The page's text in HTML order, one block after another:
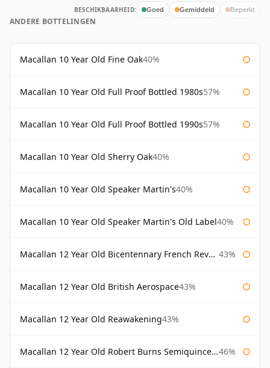
BESCHIKBAARHEID: Goed Gemiddeld Beperkt
ANDERE BOTTELINGEN
Macallan 10 Year Old Fine Oak40%
Macallan 10 Year Old Full Proof Bottled 1980s57%
Macallan 10 Year Old Full Proof Bottled 1990s57%
Macallan 10 Year Old Sherry Oak40%
Macallan 10 Year Old Speaker Martin's40%
Macallan 10 Year Old Speaker Martin's Old Label40%
Macallan 12 Year Old Bicentennary French Revolution 43%
Macallan 12 Year Old British Aerospace43%
Macallan 12 Year Old Reawakening43%
Macallan 12 Year Old Robert Burns Semiquincentenary 46%